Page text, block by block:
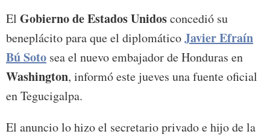
El Gobierno de Estados Unidosconcedió su
beneplácito para que el diplomáticoJavier Efraín
Bú Soto sea el nuevo embajador de Honduras en
Washington, informó este jueves una fuente oficial
en Tegucigalpa.
El anuncio lo hizo el secretario privado e hijo de la